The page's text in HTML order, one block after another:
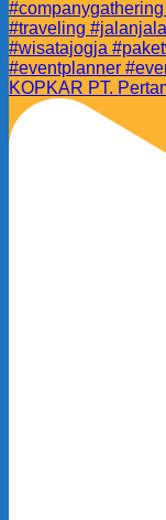
KOPKAR PT.